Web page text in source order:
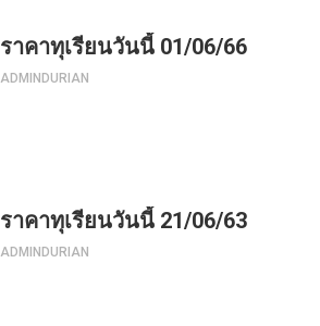
ราคาทุเรียนวันนี้ 01/06/66
ADMINDURIAN
ราคาทุเรียนวันนี้ 21/06/63
ADMINDURIAN